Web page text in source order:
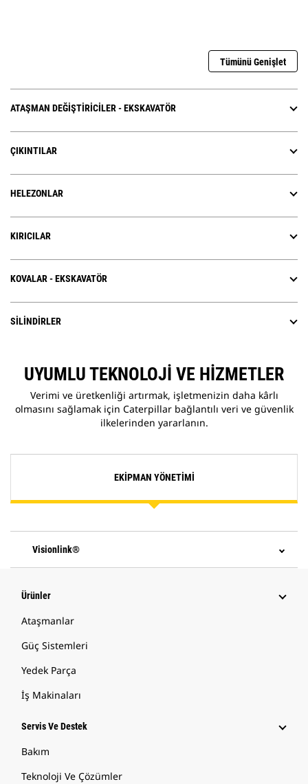
Tümünü Genişlet
ATAŞMAN DEĞIŞTIRICILER - EKSKAVATÖR
ÇIKINTILAR
HELEZONLAR
KIRICILAR
KOVALAR - EKSKAVATÖR
SILINDIRLER
UYUMLU TEKNOLOJI VE HIZMETLER
Verimi ve üretkenliği artırmak, işletmenizin daha kârlı
olmasını sağlamak için Caterpillar bağlantılı veri ve güvenlik
ilkelerinden yararlanın.
EKIPMAN YÖNETIMI
Visionlink®
Ürünler
Ataşmanlar
Güç Sistemleri
Yedek Parça
İş Makinaları
Servis Ve Destek
Bakım
Teknoloji Ve Çözümler